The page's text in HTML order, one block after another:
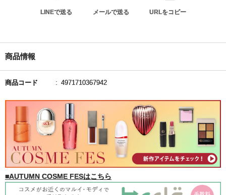
LINEで送る メールで送る URLをコピー
商品情報
商品コード 4971710367942
■AUTUMN COSME FESはこちら